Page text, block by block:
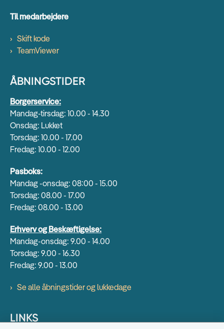
Til medarbejdere
Skift kode
TeamViewer
ÅBNINGSTIDER
Borgerservice:
Mandag-tirsdag: 10.00 - 14.30
Onsdag: Lukket
Torsdag: 10.00 - 17.00
Fredag: 10.00 - 12.00
Pasboks:
Mandag -onsdag: 08:00 - 15.00
Torsdag: 08.00 - 17.00
Fredag: 08.00 - 13.00
Erhverv og Beskæftigelse:
Mandag-onsdag: 9.00 - 14.00
Torsdag: 9.00 - 16.30
Fredag: 9.00 - 13.00
Se alle åbningstider og lukkedage
LINKS